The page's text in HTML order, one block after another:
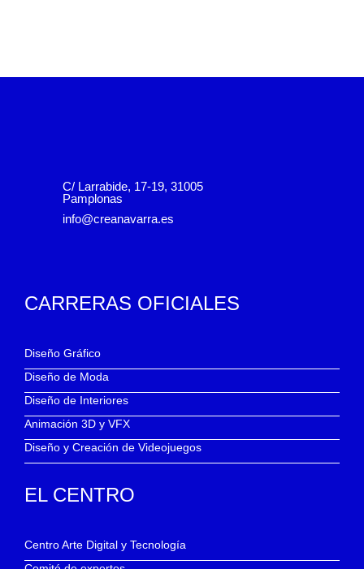
C/ Larrabide, 17-19, 31005
Pamplonas
info@creanavarra.es
CARRERAS OFICIALES
Diseño Gráfico
Diseño de Moda
Diseño de Interiores
Animación 3D y VFX
Diseño y Creación de Videojuegos
EL CENTRO
Centro Arte Digital y Tecnología